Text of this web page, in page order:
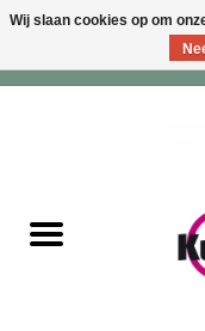
Wonen & Lifestyle
Wij slaan cookies op om